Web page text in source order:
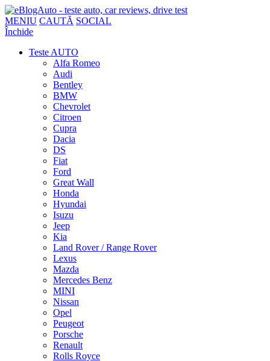
MENIU CAUTĂ SOCIAL
Închide
Teste AUTO
Alfa Romeo
Audi
Bentley
BMW
Chevrolet
Citroen
Cupra
Dacia
DS
Fiat
Ford
Great Wall
Honda
Hyundai
Isuzu
Jeep
Kia
Land Rover / Range Rover
Lexus
Mazda
Mercedes Benz
MINI
Nissan
Opel
Peugeot
Porsche
Renault
Rolls Royce